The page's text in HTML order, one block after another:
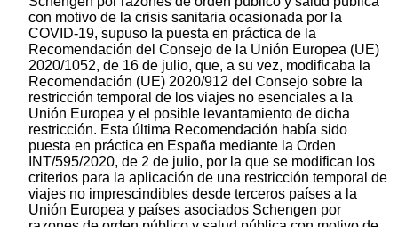
con motivo de la crisis sanitaria ocasionada por la
COVID-19, supuso la puesta en práctica de la
Recomendación del Consejo de la Unión Europea (UE)
2020/1052, de 16 de julio, que, a su vez, modificaba la
Recomendación (UE) 2020/912 del Consejo sobre la
restricción temporal de los viajes no esenciales a la
Unión Europea y el posible levantamiento de dicha
restricción. Esta última Recomendación había sido
puesta en práctica en España mediante la Orden
INT/595/2020, de 2 de julio, por la que se modifican los
criterios para la aplicación de una restricción temporal de
viajes no imprescindibles desde terceros países a la
Unión Europea y países asociados Schengen por